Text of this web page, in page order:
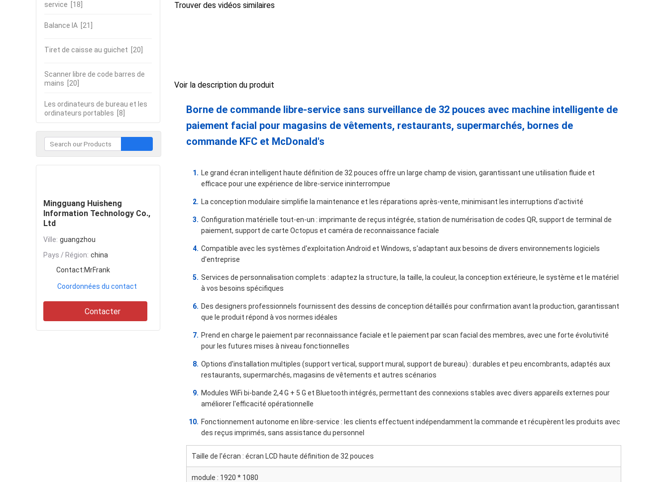
service [18]
Balance IA [21]
Tiret de caisse au guichet [20]
Scanner libre de code barres de
mains [20]
Les ordinateurs de bureau et les
ordinateurs portables [8]
Mingguang Huisheng
Information Technology Co.,
Ltd
Ville: guangzhou
Pays / Région: china
Contact:MrFrank
Coordonnées du contact
Contacter
Trouver des vidéos similaires
Voir la description du produit
Borne de commande libre-service sans surveillance de 32 pouces avec machine intelligente de
paiement facial pour magasins de vêtements, restaurants, supermarchés, bornes de
commande KFC et McDonald's
Le grand écran intelligent haute définition de 32 pouces offre un large champ de vision, garantissant une utilisation fluide et
efficace pour une expérience de libre-service ininterrompue
La conception modulaire simplifie la maintenance et les réparations après-vente, minimisant les interruptions d'activité
Configuration matérielle tout-en-un : imprimante de reçus intégrée, station de numérisation de codes QR, support de terminal de
paiement, support de carte Octopus et caméra de reconnaissance faciale
Compatible avec les systèmes d'exploitation Android et Windows, s'adaptant aux besoins de divers environnements logiciels
d'entreprise
Services de personnalisation complets : adaptez la structure, la taille, la couleur, la conception extérieure, le système et le matériel
à vos besoins spécifiques
Des designers professionnels fournissent des dessins de conception détaillés pour confirmation avant la production, garantissant
que le produit répond à vos normes idéales
Prend en charge le paiement par reconnaissance faciale et le paiement par scan facial des membres, avec une forte évolutivité
pour les futures mises à niveau fonctionnelles
Options d'installation multiples (support vertical, support mural, support de bureau) : durables et peu encombrants, adaptés aux
restaurants, supermarchés, magasins de vêtements et autres scénarios
Modules WiFi bi-bande 2,4 G + 5 G et Bluetooth intégrés, permettant des connexions stables avec divers appareils externes pour
améliorer l'efficacité opérationnelle
Fonctionnement autonome en libre-service : les clients effectuent indépendamment la commande et récupèrent les produits avec
des reçus imprimés, sans assistance du personnel
Taille de l'écran : écran LCD haute définition de 32 pouces
module : 1920 * 1080